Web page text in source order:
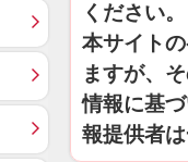
ください。
本サイト
ますが、
情報に基
報提供者